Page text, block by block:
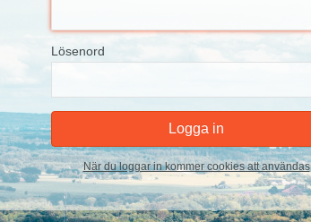
Lösenord
När du loggar in kommer cookies att användas